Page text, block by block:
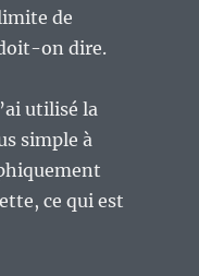
de
on dire.
utilisé la
simple à
ce qui est